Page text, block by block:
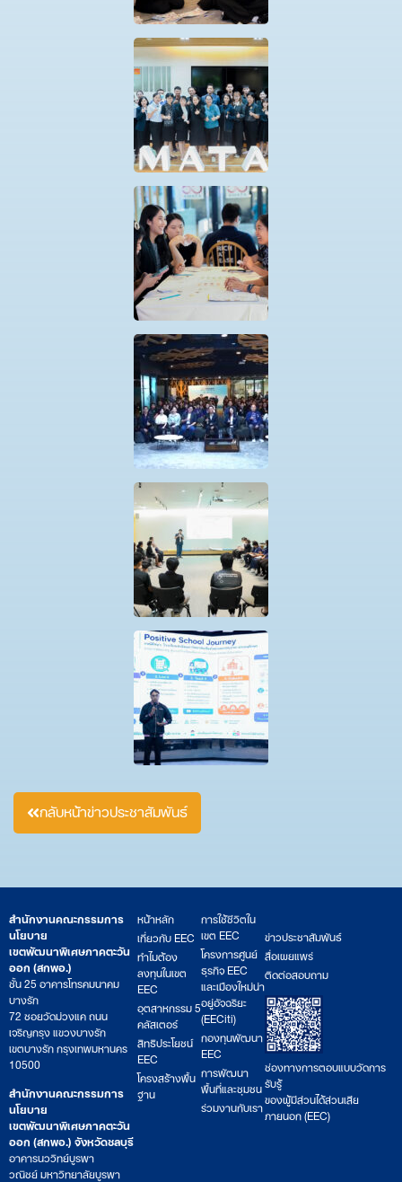
กลับหน้าข่าวประชาสัมพันธ์
สำนักงานคณะกรรมการ
นโยบาย
เขตพัฒนาพิเศษภาคตะวัน
ออก (สกพอ.)
ชั้น 25 อาคารโทรคมนาคม
บางรัก
72 ซอยวัดม่วงแค ถนน
เจริญกรุง แขวงบางรัก
เขตบางรัก กรุงเทพมหานคร
10500
สำนักงานคณะกรรมการ
นโยบาย
เขตพัฒนาพิเศษภาคตะวัน
ออก (สกพอ.) จังหวัดชลบุรี
อาคารนววิทย์บูรพา
วณิชย์ มหาวิทยาลัยบูรพา
หน้าหลัก
เกี่ยวกับ EEC
ทำไมต้อง
ลงทุนในเขต
EEC
อุตสาหกรรม 5
คลัสเตอร์
สิทธิประโยชน์
EEC
โครงสร้างพื้น
ฐาน
การใช้ชีวิตใน
เขต EEC
โครงการศูนย์
ธุรกิจ EEC
และเมืองใหม่น่า
อยู่อัจฉริยะ
(EECiti)
กองทุนพัฒนา
EEC
การพัฒนา
พื้นที่และชุมชน
ร่วมงานกับเรา
ข่าวประชาสัมพันธ์
สื่อเผยแพร่
ติดต่อสอบถาม
ช่องทางการตอบแบบวัดการ
รับรู้
ของผู้มีส่วนได้ส่วนเสีย
ภายนอก (EEC)